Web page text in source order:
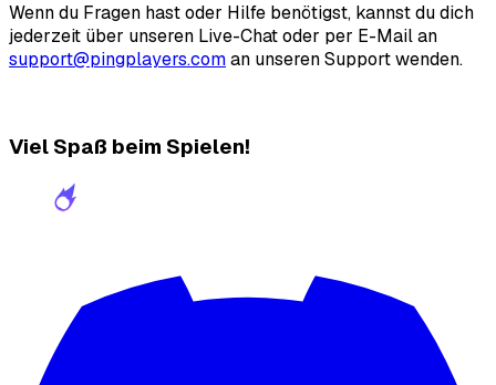
Wenn du Fragen hast oder Hilfe benötigst, kannst du dich
jederzeit über unseren Live-Chat oder per E-Mail an
support@pingplayers.coman unseren Support wenden.
Viel Spaß beim Spielen!